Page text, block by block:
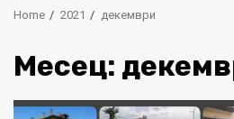
Home 2021 декември
Месец: